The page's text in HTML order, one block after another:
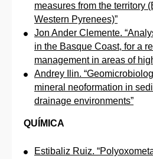
measures from the territory
Western Pyrenees)”
Jon Ander Clemente.
in the Basque Coast, for a
management in areas of
Andrey Ilin.
mineral neoformation in
drainage environments”
QUÍMICA
Estibaliz Ruiz.